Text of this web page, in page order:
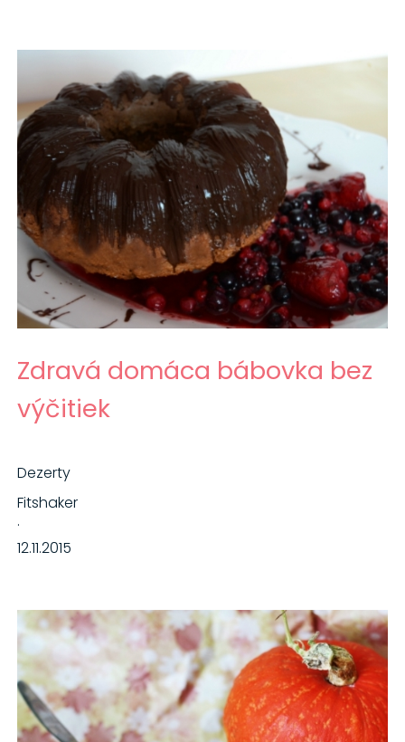
Zdravá domáca bábovka bez
výčitiek
Dezerty
Fitshaker
·
12.11.2015